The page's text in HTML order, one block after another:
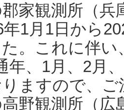
家観測所（
年1月1日から
。これに伴い
年、1月、2月
ますので、
野観測所（